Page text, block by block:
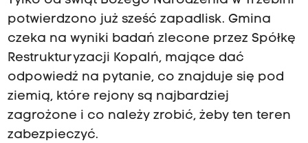
potwierdzono już sześć zapadlisk. Gmina
czeka na wyniki badań zlecone przez Spółkę
Restrukturyzacji Kopalń, mające dać
odpowiedź na pytanie, co znajduje się pod
ziemią, które rejony są najbardziej
zagrożone i co należy zrobić, żeby ten teren
zabezpieczyć.